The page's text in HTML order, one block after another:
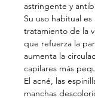
astringente y
Su uso habitual
tratamiento de la
que refuerza la
aumenta la
capilares más
El acné, las
manchas